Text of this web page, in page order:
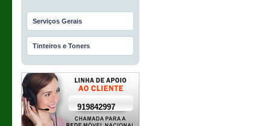
Serviços Gerais
Tinteiros e Toners
919842997